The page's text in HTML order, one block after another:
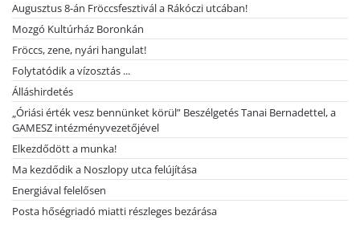
Augusztus 8-án Fröccsfesztivál a Rákóczi utcában!
Mozgó Kultúrház Boronkán
Fröccs, zene, nyári hangulat!
Folytatódik a vízosztás ...
Álláshirdetés
„Óriási érték vesz bennünket körül” Beszélgetés Tanai Bernadettel, a
GAMESZ intézményvezetőjével
Elkezdődött a munka!
Ma kezdődik a Noszlopy utca felújítása
Energiával felelősen
Posta hőségriadó miatti részleges bezárása